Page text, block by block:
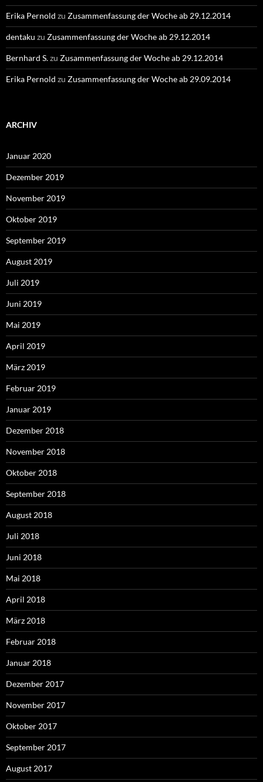
Erika Pernold zu Zusammenfassung der Woche ab 29.12.2014
dentaku zu Zusammenfassung der Woche ab 29.12.2014
Bernhard S.zu Zusammenfassung der Woche ab 29.12.2014
Erika Pernold zu Zusammenfassung der Woche ab 29.09.2014
ARCHIV
Januar 2020
Dezember 2019
November 2019
Oktober 2019
September 2019
August 2019
Juli 2019
Juni 2019
Mai 2019
April 2019
März 2019
Februar 2019
Januar 2019
Dezember 2018
November 2018
Oktober 2018
September 2018
August 2018
Juli 2018
Juni 2018
Mai 2018
April 2018
März 2018
Februar 2018
Januar 2018
Dezember 2017
November 2017
Oktober 2017
September 2017
August 2017